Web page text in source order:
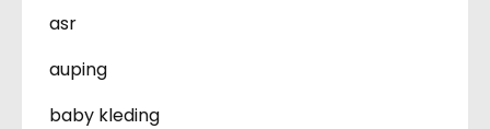
asr
auping
baby kleding